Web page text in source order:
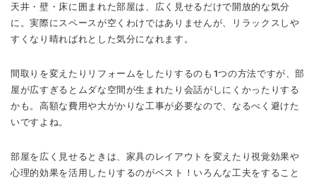
天井・壁・床に囲まれた部屋は、広く見せるだけで開放的な気分
に。実際にスペースが空くわけではありませんが、リラックスしや
すくなり晴ればれとした気分になれます。
間取りを変えたりリフォームをしたりするのも1つの方法ですが、部
屋が広すぎるとムダな空間が生まれたり会話がしにくかったりする
かも。高額な費用や大がかりな工事が必要なので、なるべく避けた
いですよね。
部屋を広く見せるときは、家具のレイアウトを変えたり視覚効果や
心理的効果を活用したりするのがベスト！いろんな工夫をすること